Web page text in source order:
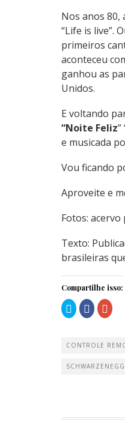
Nos anos 80,
“Life is live”.
primeiros
aconteceu
ganhou as
Unidos.
E voltando
“Noite Feliz
e musicada
Vou ficando
Aproveite e
Fotos: acervo
Texto:
brasileiras
Compartilhe isso:
Clique
para
compartilhar
em
nova
Clique
para
em
nova
no
nova
CONTROLE